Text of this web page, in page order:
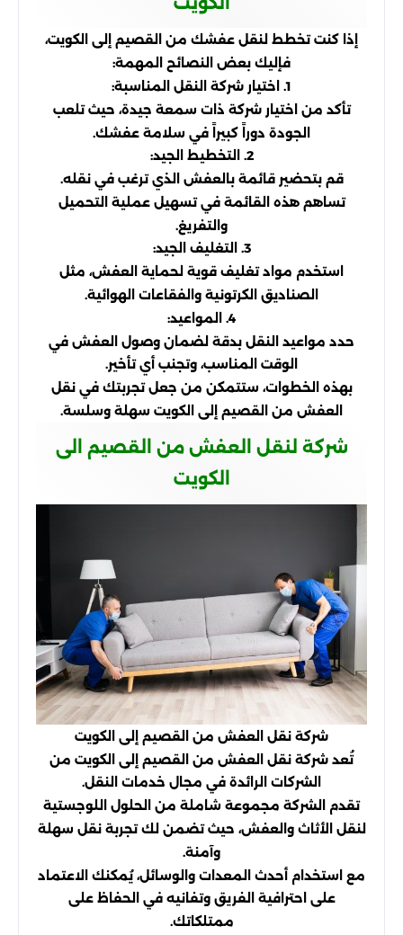
إذا كنت تخطط لنقل عفشك من القصيم إلى الكويت،
فإليك بعض النصائح المهمة:
1. اختيار شركة النقل المناسبة:
تأكد من اختيار شركة ذات سمعة جيدة، حيث تلعب
الجودة دوراً كبيراً في سلامة عفشك.
2. التخطيط الجيد:
قم بتحضير قائمة بالعفش الذي ترغب في نقله.
تساهم هذه القائمة في تسهيل عملية التحميل
والتفريغ.
3. التغليف الجيد:
استخدم مواد تغليف قوية لحماية العفش، مثل
الصناديق الكرتونية والفقاعات الهوائية.
4. المواعيد:
حدد مواعيد النقل بدقة لضمان وصول العفش في
الوقت المناسب، وتجنب أي تأخير.
بهذه الخطوات، ستتمكن من جعل تجربتك في نقل
العفش من القصيم إلى الكويت سهلة وسلسة.
شركة لنقل العفش من القصيم الى
الكويت
شركة نقل العفش من القصيم إلى الكويت
تُعد شركة نقل العفش من القصيم إلى الكويت من
الشركات الرائدة في مجال خدمات النقل.
تقدم الشركة مجموعة شاملة من الحلول اللوجستية
لنقل الأثاث والعفش، حيث تضمن لك تجربة نقل سهلة
وآمنة.
مع استخدام أحدث المعدات والوسائل، يُمكنك الاعتماد
على احترافية الفريق وتفانيه في الحفاظ على
ممتلكاتك.